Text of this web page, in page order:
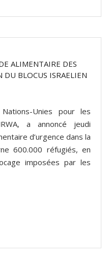
ALIMENTAIRE DES
BLOCUS ISRAELIEN
Unies pour les
a annoncé jeudi
d’urgence dans la
600.000 réfugiés, en
imposées par les